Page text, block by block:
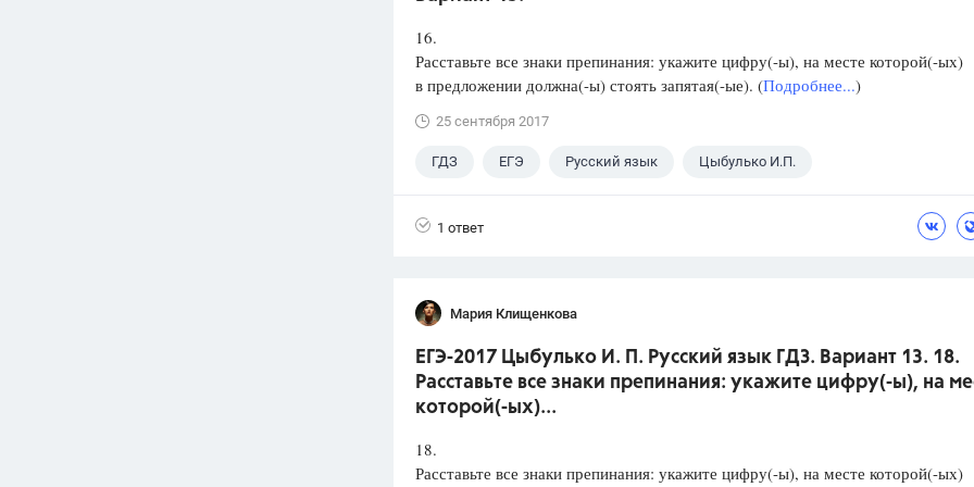
16.
Расставьте все знаки препинания: укажите цифру(-ы), на месте которой(-ых)
в предложении должна(-ы) стоять запятая(-ые). (Подробнее...)
25 сентября 2017
ГДЗ ЕГЭ Русский язык Цыбулько И.П.
1 ответ
Мария Клищенкова
ЕГЭ-2017 Цыбулько И. П. Русский язык ГДЗ. Вариант 13. 18.
Расставьте все знаки препинания: укажите цифру(-ы), на
которой(-ых)...
18.
Расставьте все знаки препинания: укажите цифру(-ы), на месте которой(-ых)